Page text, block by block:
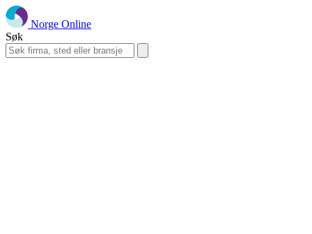
Norge Online
Søk